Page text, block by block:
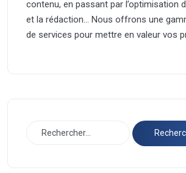
contenu, en passant par l’optimisation
et la rédaction… Nous offrons une
de services pour mettre en valeur vos